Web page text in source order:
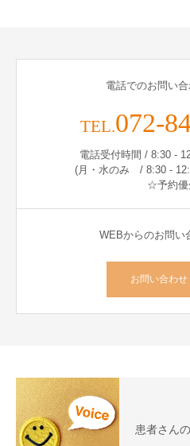
電話でのお問い
TEL.072-
電話受付時間 / 8:30 -
(月・水のみ / 8:30 -
☆予約優
WEBからのお問い
お問い合わせ
患者さん